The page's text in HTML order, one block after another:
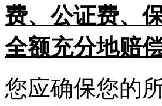
费、公证费、
全额充分地赔
您应确保您的